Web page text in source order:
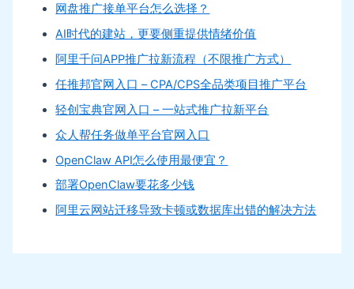
网盘推广接单平台怎么选择？
AI时代的建站，更要侧重提供情绪价值
阿里千问APP推广拉新流程（不限推广方式）
任推邦官网入口 – CPA/CPS全品类项目推广平台
轻创宝典官网入口 – 一站式推广拉新平台
众人帮任务做单平台官网入口
OpenClaw API怎么使用最便宜？
部署OpenClaw要花多少钱
阿里云网站迁移导致卡顿或数据库出错的解决方法